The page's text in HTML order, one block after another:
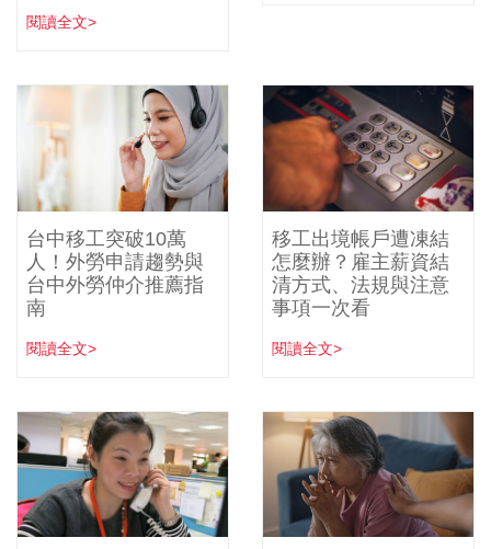
閱讀全文>
台中移工突破10萬
人！外勞申請趨勢與
台中外勞仲介推薦指
南
閱讀全文>
移工出境帳戶遭凍結
怎麼辦？雇主薪資結
清方式、法規與注意
事項一次看
閱讀全文>